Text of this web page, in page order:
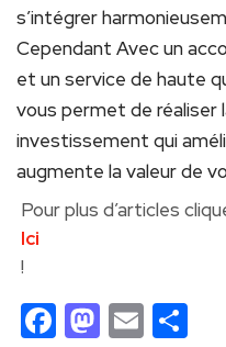
s’intégrer
Cependant Avec un
et un service de haute
vous permet de réaliser
investissement qui
augmente la valeur de
Pour plus d’articles
Ici
!
Facebook
Email